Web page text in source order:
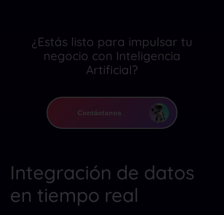
¿Estás listo para impulsar tu
negocio con Inteligencia
Artificial?
Contáctanos
Integración de datos
en tiempo real